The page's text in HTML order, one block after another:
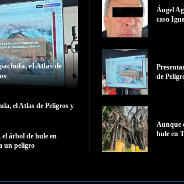
el Atlas de
el Atlas de Peligros y
árbol de hule en
un peligro
Ángel
caso
de
Aunque
hule en